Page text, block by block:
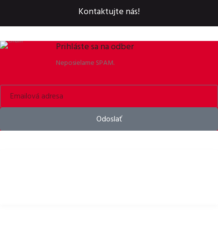
Kontaktujte nás!
Prihláste sa na odber
Neposielame SPAM.
Odoslať